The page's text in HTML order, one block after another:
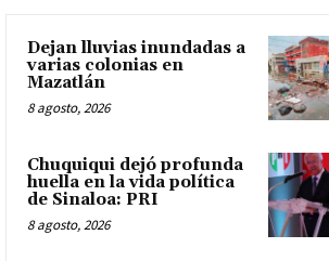
Dejan lluvias inundadas a
varias colonias en
Mazatlán
8 agosto, 2026
Chuquiqui dejó profunda
huella en la vida política
de Sinaloa: PRI
8 agosto, 2026